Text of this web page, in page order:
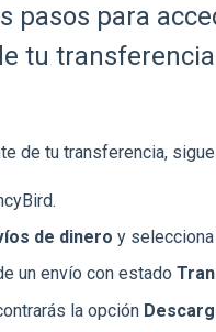
pasos para
tu
de tu transferencia,
de dinero y selecciona
un envío con estado
la opción